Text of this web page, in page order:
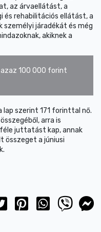
az árvaellátást, a
és rehabilitációs ellátást, a
járadékát és még
akiknek a
100 000 forint
szerint 171 forinttal nő.
arra is
juttatást kap, annak
összeget a júniusi